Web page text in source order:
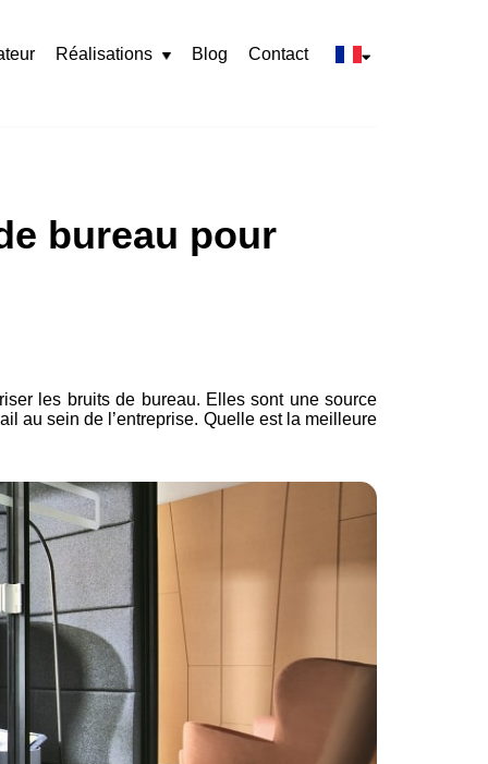
RéalisationsRozwińBlog Contact
bureau pour
les bruits de bureau. Elles sont une source
au sein de l’entreprise. Quelle est la meilleure